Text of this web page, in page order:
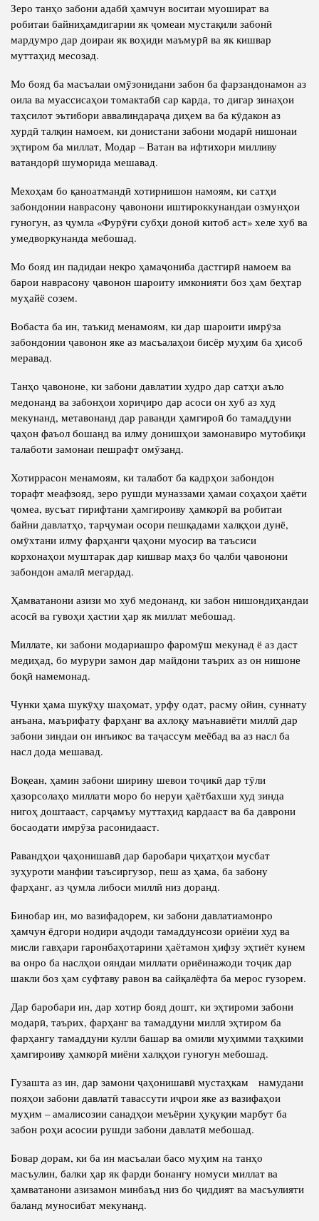
Зеро танҳо забони адабӣ ҳамчун воситаи муошират ва
робитаи байниҳамдигарии як ҷомеаи мустақили забонӣ
мардумро дар доираи як воҳиди маъмурӣ ва як кишвар
муттаҳид месозад.
Мо бояд ба масъалаи омӯзонидани забон ба фарзандонамон аз
оила ва муассисаҳои томактабӣ сар карда, то дигар зинаҳои
таҳсилот эътибори аввалиндараҷа диҳем ва ба кӯдакон аз
хурдӣ талқин намоем, ки донистани забони модарӣ нишонаи
эҳтиром ба миллат, Модар – Ватан ва ифтихори милливу
ватандорӣ шуморида мешавад.
Мехоҳам бо қаноатмандӣ хотирнишон намоям, ки сатҳи
забондонии наврасону ҷавонони иштироккунандаи озмунҳои
гуногун, аз ҷумла «Фурӯғи субҳи доноӣ китоб аст» хеле хуб ва
умедворкунанда мебошад.
Мо бояд ин падидаи некро ҳамаҷониба дастгирӣ намоем ва
барои наврасону ҷавонон шароиту имконияти боз ҳам беҳтар
муҳайё созем.
Вобаста ба ин, таъкид менамоям, ки дар шароити имрӯза
забондонии ҷавонон яке аз масъалаҳои бисёр муҳим ба ҳисоб
меравад.
Танҳо ҷавононе, ки забони давлатии худро дар сатҳи аъло
медонанд ва забонҳои хориҷиро дар асоси он хуб аз худ
мекунанд, метавонанд дар раванди ҳамгироӣ бо тамаддуни
ҷаҳон фаъол бошанд ва илму донишҳои замонавиро мутобиқи
талаботи замонаи пешрафт омӯзанд.
Хотиррасон менамоям, ки талабот ба кадрҳои забондон
торафт меафзояд, зеро рушди муназзами ҳамаи соҳаҳои ҳаёти
ҷомеа, вусъат гирифтани ҳамгироиву ҳамкорӣ ва робитаи
байни давлатҳо, тарҷумаи осори пешқадами халқҳои дунё,
омӯхтани илму фарҳанги ҷаҳони муосир ва таъсиси
корхонаҳои муштарак дар кишвар маҳз бо ҷалби ҷавонони
забондон амалӣ мегардад.
Ҳамватанони азизи мо хуб медонанд, ки забон нишондиҳандаи
асосӣ ва гувоҳи ҳастии ҳар як миллат мебошад.
Миллате, ки забони модариашро фаромӯш мекунад ё аз даст
медиҳад, бо мурури замон дар майдони таърих аз он нишоне
боқӣ намемонад.
Чунки ҳама шукӯҳу шаҳомат, урфу одат, расму ойин, суннату
анъана, маърифату фарҳанг ва ахлоқу маънавиёти миллӣ дар
забони зиндаи он инъикос ва таҷассум меёбад ва аз насл ба
насл дода мешавад.
Воқеан, ҳамин забони ширину шевои тоҷикӣ дар тӯли
ҳазорсолаҳо миллати моро бо неруи ҳаётбахши худ зинда
нигоҳ доштааст, сарҷамъу муттаҳид кардааст ва ба даврони
босаодати имрӯза расонидааст.
Равандҳои ҷаҳонишавӣ дар баробари ҷиҳатҳои мусбат
зуҳуроти манфии таъсиргузор, пеш аз ҳама, ба забону
фарҳанг, аз ҷумла либоси миллӣ низ доранд.
Бинобар ин, мо вазифадорем, ки забони давлатиамонро
ҳамчун ёдгори нодири аҷдоди тамаддунсози ориёии худ ва
мисли гавҳари гаронбаҳотарини ҳаётамон ҳифзу эҳтиёт кунем
ва онро ба наслҳои ояндаи миллати ориёинажоди тоҷик дар
шакли боз ҳам суфтаву равон ва сайқалёфта ба мерос гузорем.
Дар баробари ин, дар хотир бояд дошт, ки эҳтироми забони
модарӣ, таърих, фарҳанг ва тамаддуни миллӣ эҳтиром ба
фарҳангу тамаддуни кулли башар ва омили муҳимми таҳкими
ҳамгироиву ҳамкорӣ миёни халқҳои гуногун мебошад.
Гузашта аз ин, дар замони ҷаҳонишавӣ мустаҳкам намудани
пояҳои забони давлатӣ тавассути иҷрои яке аз вазифаҳои
муҳим – амалисозии санадҳои меъёрии ҳуқуқии марбут ба
забон роҳи асосии рушди забони давлатӣ мебошад.
Бовар дорам, ки ба ин масъалаи басо муҳим на танҳо
масъулин, балки ҳар як фарди бонангу номуси миллат ва
ҳамватанони азизамон минбаъд низ бо ҷиддият ва масъулияти
баланд муносибат мекунанд.